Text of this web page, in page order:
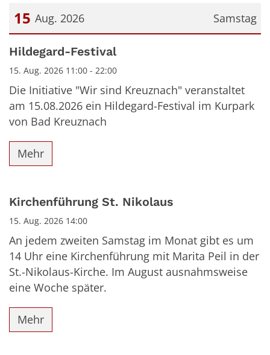
Samstag
15 Aug. 2026
Datum: 15. August 2026
Hildegard-Festival
15. Aug. 2026 11:00 - 22:00
Die Initiative "Wir sind Kreuznach" veranstaltet
am 15.08.2026 ein Hildegard-Festival im Kurpark
von Bad Kreuznach
Mehr
Kirchenführung St. Nikolaus
15. Aug. 2026 14:00
An jedem zweiten Samstag im Monat gibt es um
14 Uhr eine Kirchenführung mit Marita Peil in der
St.-Nikolaus-Kirche. Im August ausnahmsweise
eine Woche später.
Mehr